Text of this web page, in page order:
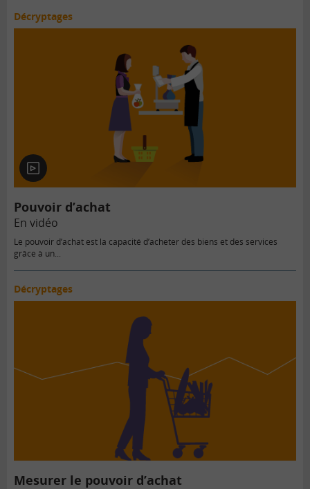
Décryptages
En
vidéo
Pouvoir d’achat
En vidéo
Le pouvoir d’achat est la capacité d’acheter des biens et des services
grâce à un...
Décryptages
Mesurer le pouvoir d’achat